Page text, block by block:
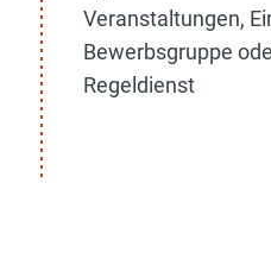
Veranstaltungen,
Bewerbsgruppe
Regeldienst